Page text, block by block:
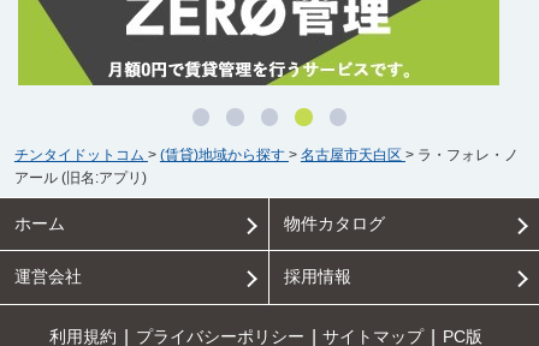
チンタイドットコム > (賃貸)地域から探す > 名古屋市天白区 > ラ・フォレ・ノ
アール (旧名:アプリ)
ホーム 物件カタログ
運営会社 採用情報
利用規約 プライバシーポリシー サイトマップ PC版